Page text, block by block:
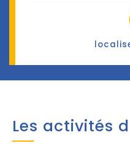
Les activités